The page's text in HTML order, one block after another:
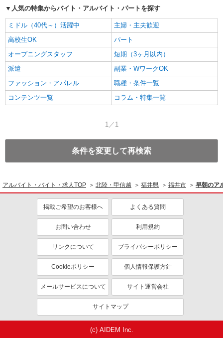
人気の特集からバイト・アルバイト・パートを探す
ミドル（40代～）活躍中
主婦・主夫歓迎
高校生OK
パート
オープニングスタッフ
短期（3ヶ月以内）
派遣
副業・WワークOK
ファッション・アパレル
職種・条件一覧
コンテンツ一覧
コラム・特集一覧
1／1
条件を変更して再検索
アルバイト・バイト・求人TOP 北陸・甲信越 福井県 福井市 早朝のア
掲載ご希望のお客様へ よくある質問
お問い合わせ 利用規約
リンクについて プライバシーポリシー
Cookieポリシー 個人情報保護方針
メールサービスについて サイト運営会社
サイトマップ
(c) AIDEM Inc.